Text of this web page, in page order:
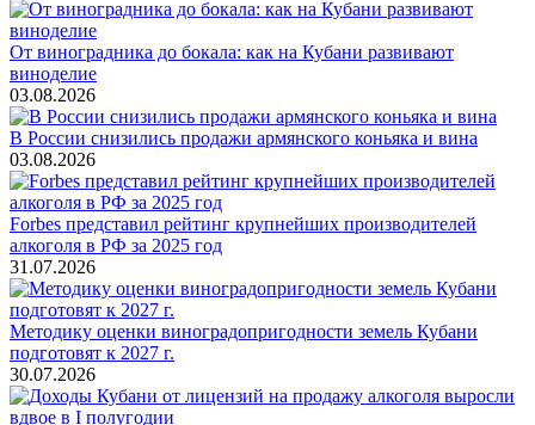
От виноградника до бокала: как на Кубани развивают
виноделие
03.08.2026
В России снизились продажи армянского коньяка и вина
03.08.2026
Forbes представил рейтинг крупнейших производителей
алкоголя в РФ за 2025 год
31.07.2026
Методику оценки виноградопригодности земель Кубани
подготовят к 2027 г.
30.07.2026